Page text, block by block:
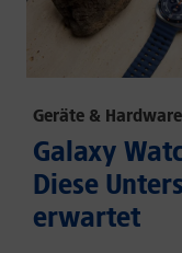
Geräte & Hardware
Galaxy
Diese
erwartet